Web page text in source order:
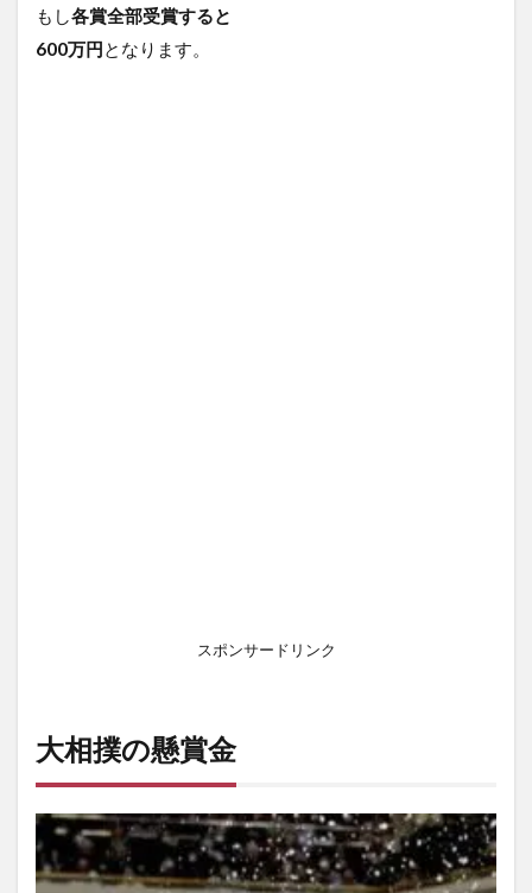
もし各賞全部受賞すると
600万円となります。
スポンサードリンク
大相撲の懸賞金